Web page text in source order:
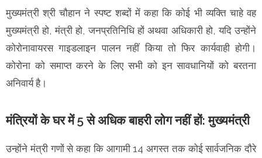
मुख्यमंत्री श्री चौहान ने स्पष्ट शब्दों में कहा कि कोई भी व्यक्ति चाहे वह
मुख्यमंत्री हो, मंत्री हो, जनप्रतिनिधि हों अथवा अधिकारी हो, यदि उन्होंने
कोरोनावायरस गाइडलाइन पालन नहीं किया तो फिर कार्यवाही होगी।
कोरोना को समाप्त करने के लिए सभी को इन सावधानियों को बरतना
अनिवार्य है।
मंत्रियों के घर में 5 से अधिक बाहरी लोग नहीं हों: मुख्यमंत्री
उन्होंने मंत्री गणों से कहा कि आगामी 14 अगस्त तक कोई सार्वजनिक दौरे